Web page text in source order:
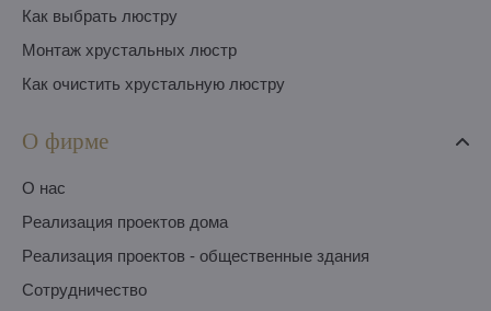
Как выбрать люстру
Монтаж хрустальных люстр
Как очистить хрустальную люстру
О фирме
O нас
Pеализация проектов дома
Pеализация проектов - общественные здания
Сотрудничество